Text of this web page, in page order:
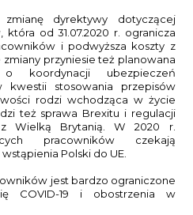
zmianę dyrektywy dotyczącej
od 31.07.2020 r. ogranicza
i podwyższa koszty z
przyniesie też planowana
koordynacji ubezpieczeń
kwestii stosowania przepisów
rodzi wchodząca w życie
też sprawa Brexitu i regulacji
z Wielką Brytanią. W 2020 r.
pracowników czekają
Polski do UE.
jest bardzo ograniczone
COVID-19 i obostrzenia w